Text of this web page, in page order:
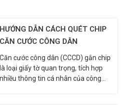
HƯỚNG DẪN CÁCH QUÉT CHIP
CĂN CƯỚC CÔNG DÂN
Căn cước công dân (CCCD) gắn chip
là loại giấy tờ quan trọng, tích hợp
nhiều thông tin cá nhân của công